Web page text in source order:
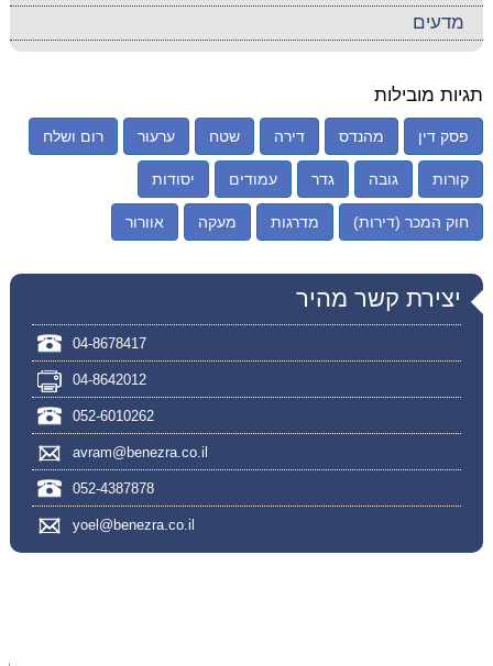
מדעים
תגיות מובילות
פסק דין מהנדס דירה שטח ערעור רום ושלח
קורות גובה גדר עמודים יסודות
חוק המכר (דירות) מדרגות מעקה אוורור
יצירת קשר מהיר
04-8678417
04-8642012
052-6010262
avram@benezra.co.il
052-4387878
yoel@benezra.co.il